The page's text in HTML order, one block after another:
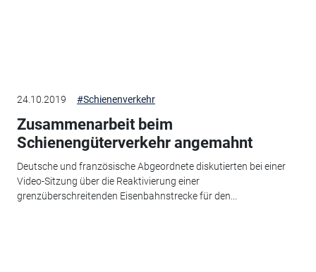
24.10.2019 #Schienenverkehr
Zusammenarbeit beim
Schienengüterverkehr angemahnt
Deutsche und französische Abgeordnete diskutierten bei einer
Video-Sitzung über die Reaktivierung einer
grenzüberschreitenden Eisenbahnstrecke für den...